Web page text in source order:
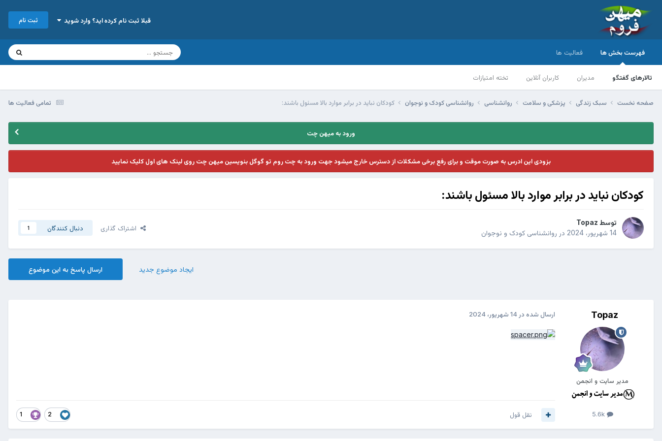
قبلا ثبت نام کرده اید؟ وارد شوید ثبت نام
فهرست بخش ها
تالارهای گفتگو مدیران کاربران آنلاین تخته امتیازات
فعالیت ها
تمامی فعالیت ها صفحه نخست سبک زندگی پزشکی و سلامت روانشناسی روانشناسی کودک و نوجوان کودکان نبايد در برابر موارد بالا مسئول باشند: ‌‌‌‌‌‌‌‌‌‎‌‌‌‎‌‌‌‌‎‌‌
ورود به میهن چت
بزودی این ادرس به صورت موقت و برای رفع برخی مشکلات از دسترس خارج میشود جهت ورود به چت روم تو گوگل بنویسین میهن چت روی لینک های اول کلیک نمایید
کودکان نبايد در برابر موارد بالا مسئول باشند: ‌‌‌‌‌‌‌‌‌‎‌‌‌‎‌‌‌‌‎‌‌
توسط Topaz
14 شهریور، 2024
در روانشناسی کودک و نوجوان
اشتراک گذاری دنبال کنندگان 1
ارسال پاسخ به این موضوع ایجاد موضوع جدید
Topaz
مدیر سایت و انجمن
5.6k
ارسال شده در 14 شهریور، 2024
2
1 نقل قول